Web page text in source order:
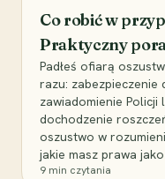
Co robić w
Praktyczny
Padłeś ofiarą
razu: zabezpieczenie
zawiadomienie
dochodzenie
oszustwo w
jakie masz prawa
9 min czytania